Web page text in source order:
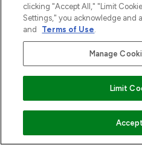
VOEG TOE
clicking "Accept All," "Limit
Settings," you acknowledge and
and
Terms of Use.
Manage
Limit
Accept